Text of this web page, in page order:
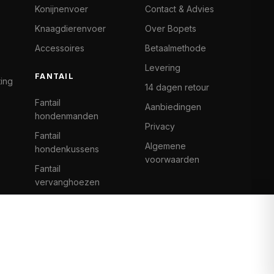
Konijnenvoer
Knaagdierenvoer
Accessoires
FANTAIL
Fantail
hondenmanden
Fantail
hondenkussens
Fantail
vervanghoezen
Contact & Advies
Over Bopets
Betaalmethode
Levering
14 dagen retour
Aanbiedingen
Privacy
Algemene
voorwaarden